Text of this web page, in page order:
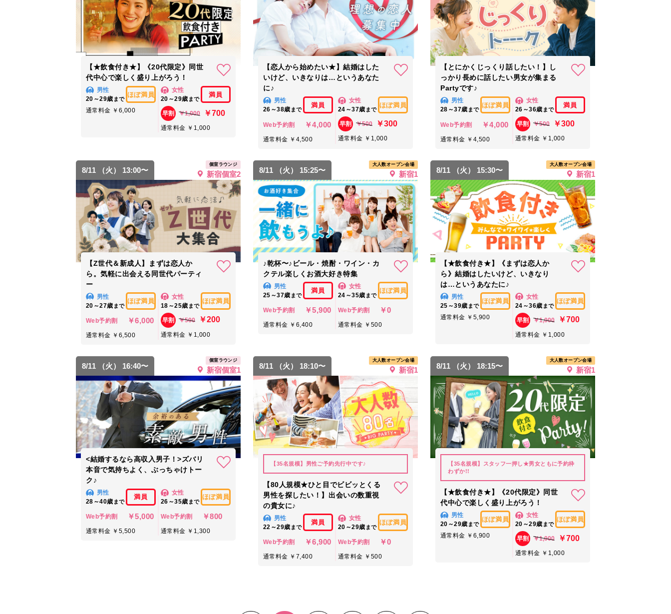
【★飲食付き★】《20代限定》同世
代中心で楽しく盛り上がろう！
男性
20～29歳 まで
ほぼ満員
通常料金 ￥6,000
女性
20～29歳 まで
満員
早割 ￥1,000 ￥700
通常料金 ￥1,000
【恋人から始めたい★】結婚はした
いけど、いきなりは…というあなた
に♪
男性
26～38歳 まで
満員
Web予約割 ￥4,000
通常料金 ￥4,500
女性
24～37歳 まで
ほぼ満員
早割 ￥500 ￥300
通常料金 ￥1,000
【とにかくじっくり話したい！】し
っかり長めに話したい男女が集まる
Partyです♪
男性
28～37歳 まで
ほぼ満員
Web予約割 ￥4,000
通常料金 ￥4,500
女性
26～36歳 まで
満員
早割 ￥500 ￥300
通常料金 ￥1,000
8/11 （火） 13:00〜
個室ラウンジ
新宿個室2
【Z世代＆新成人】まずは恋人か
ら。気軽に出会える同世代パーティ
ー
男性
20～27歳 まで
ほぼ満員
Web予約割 ￥6,000
通常料金 ￥6,500
女性
18～25歳 まで
ほぼ満員
早割 ￥500 ￥200
通常料金 ￥1,000
8/11 （火） 15:25〜
大人数オープン会場
新宿1
♪乾杯〜♪ビール・焼酎・ワイン・カ
クテル楽しくお酒大好き特集
男性
25～37歳 まで
満員
Web予約割 ￥5,900
通常料金 ￥6,400
女性
24～35歳 まで
ほぼ満員
Web予約割 ￥0
通常料金 ￥500
8/11 （火） 15:30〜
大人数オープン会場
新宿1
【★飲食付き★】《まずは恋人か
ら》結婚はしたいけど、いきなり
は…というあなたに♪
男性
25～39歳 まで
ほぼ満員
通常料金 ￥5,900
女性
24～36歳 まで
ほぼ満員
早割 ￥1,000 ￥700
通常料金 ￥1,000
8/11 （火） 16:40〜
個室ラウンジ
新宿個室1
<結婚するなら高収入男子！>ズバリ
本音で気持ちよく、ぶっちゃけトー
ク♪
男性
28～40歳 まで
満員
Web予約割 ￥5,000
通常料金 ￥5,500
女性
26～35歳 まで
ほぼ満員
Web予約割 ￥800
通常料金 ￥1,300
8/11 （火） 18:10〜
大人数オープン会場
新宿1
【35名規模】男性ご予約先行中です♪
【80人規模★ひと目でビビッとくる
男性を探したい！】出会いの数重視
の貴女に♪
男性
22～29歳 まで
満員
Web予約割 ￥6,900
通常料金 ￥7,400
女性
20～29歳 まで
ほぼ満員
Web予約割 ￥0
通常料金 ￥500
8/11 （火） 18:15〜
大人数オープン会場
新宿1
【35名規模】スタッフ一押し★男女ともに予約枠
わずか!!
【★飲食付き★】《20代限定》同世
代中心で楽しく盛り上がろう！
男性
20～29歳 まで
ほぼ満員
通常料金 ￥6,900
女性
20～29歳 まで
ほぼ満員
早割 ￥1,000 ￥700
通常料金 ￥1,000